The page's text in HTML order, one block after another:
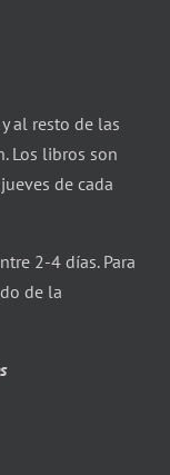
al resto de las
Los libros son
de cada
2-4 días. Para
de la